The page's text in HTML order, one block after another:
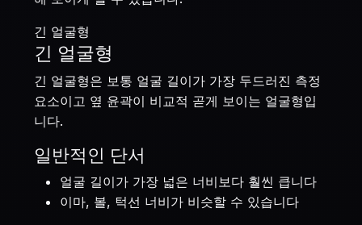
긴 얼굴형
긴 얼굴형
긴 얼굴형은 보통 얼굴 길이가 가장 두드러진 측정
요소이고 옆 윤곽이 비교적 곧게 보이는 얼굴형입
니다.
일반적인 단서
얼굴 길이가 가장 넓은 너비보다 훨씬 큽니다
이마, 볼, 턱선 너비가 비슷할 수 있습니다